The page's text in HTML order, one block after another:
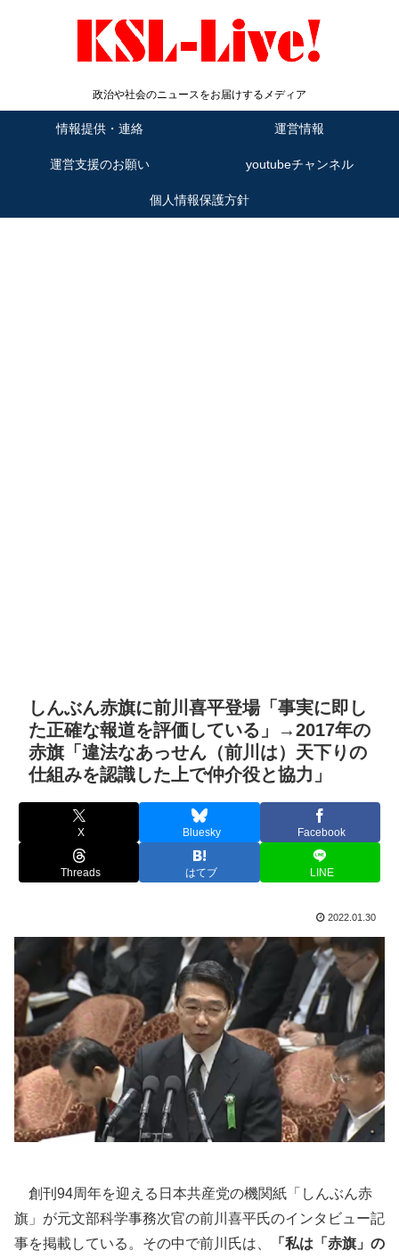
政治や社会のニュースをお届けするメディア
情報提供・連絡 運営情報
運営支援のお願い youtubeチャンネル
個人情報保護方針
しんぶん赤旗に前川喜平登場「事実に即し
た正確な報道を評価している」→2017年の
赤旗「違法なあっせん（前川は）天下りの
仕組みを認識した上で仲介役と協力」
X Bluesky Facebook
Threads はてブ LINE
2022.01.30
創刊94周年を迎える日本共産党の機関紙「しんぶん赤
旗」が元文部科学事務次官の前川喜平氏のインタビュー記
事を掲載している。その中で前川氏は、
「私は「赤旗」の